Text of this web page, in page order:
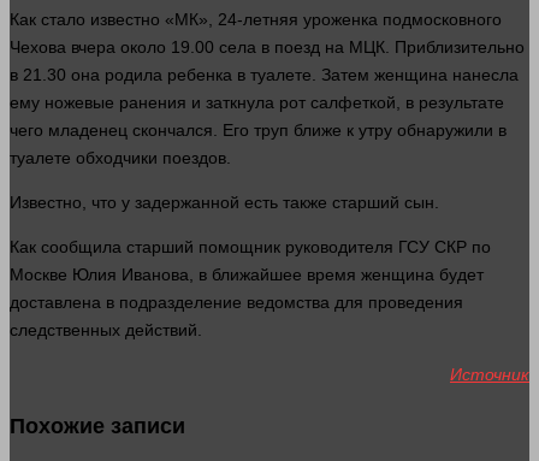
Как стало известно «МК», 24-летняя уроженка подмосковного
Чехова вчера около 19.00 села в поезд на МЦК. Приблизительно
в 21.30 она родила ребенка в туалете. Затем женщина нанесла
ему ножевые ранения и заткнула рот салфеткой, в результате
чего младенец скончался. Его труп ближе к утру обнаружили в
туалете обходчики поездов.
Известно, что у задержанной есть также старший сын.
Как сообщила старший помощник руководителя ГСУ СКР по
Москве Юлия Иванова, в ближайшее время женщина будет
доставлена в подразделение ведомства для проведения
следственных действий.
Источник
Похожие записи